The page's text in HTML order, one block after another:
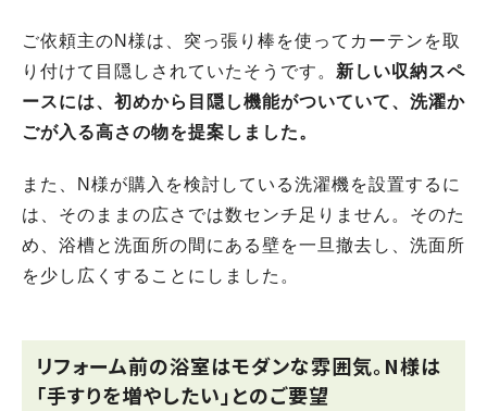
ご依頼主のN様は、突っ張り棒を使ってカーテンを取
り付けて目隠しされていたそうです。 新しい収納スペ
ースには、初めから目隠し機能がついていて、洗濯か
ごが入る高さの物を提案しました。
また、N様が購入を検討している洗濯機を設置するに
は、そのままの広さでは数センチ足りません。そのた
め、浴槽と洗面所の間にある壁を一旦撤去し、洗面所
を少し広くすることにしました。
リフォーム前の浴室はモダンな雰囲気。N様は
「手すりを増やしたい」とのご要望